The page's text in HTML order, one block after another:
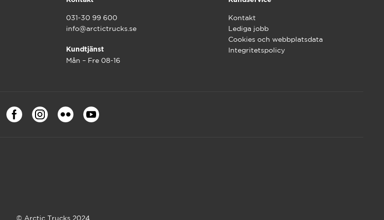
031-30 99 600
info@arctictrucks.se
Kundtjänst
Mån – Fre 08-16
Kontakt
Lediga jobb
Cookies och webbplatsdata
Integritetspolicy
© Arctic Trucks 2024